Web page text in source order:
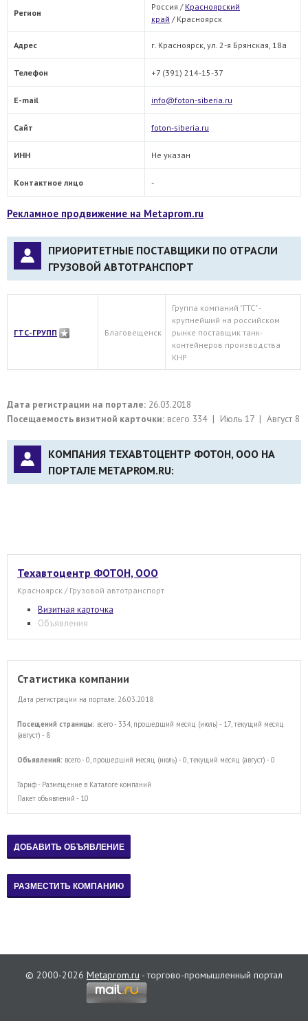
Регион
Россия / Красноярский
край / Красноярск
Адрес г. Красноярск, ул. 2-я Брянская, 18а
Телефон +7 (391) 214-15-37
E-mail info@foton-siberia.ru
Сайт foton-siberia.ru
ИНН Не указан
Контактное лицо -
Рекламное продвижение на Metaprom.ru
ПРИОРИТЕТНЫЕ ПОСТАВЩИКИ ПО ОТРАСЛИ
ГРУЗОВОЙ АВТОТРАНСПОРТ
ГТС-ГРУПП Благовещенск
Группа компаний "ГТС" -
крупнейший на российском
рынке поставщик танк-
контейнеров производства
КНР
Дата регистрации на портале: 26.03.2018
Посещаемость визитной карточки: всего 334 | Июль 17 | Август 8
КОМПАНИЯ ТЕХАВТОЦЕНТР ФОТОН, ООО НА
ПОРТАЛЕ METAPROM.RU:
Техавтоцентр ФОТОН, ООО
Красноярск / Грузовой автотранспорт
Визитная карточка
Объявления
Статистика компании
Дата регистрации на портале: 26.03.2018
Посещений страницы: всего - 334, прошедший месяц (июль) - 17, текущий месяц
(август) - 8
Объявлений: всего - 0, прошедший месяц (июль) - 0, текущий месяц (август) - 0
Тариф - Размещение в Каталоге компаний
Пакет объявлений - 10
© 2000-2026 Metaprom.ru - торгово-промышленный портал